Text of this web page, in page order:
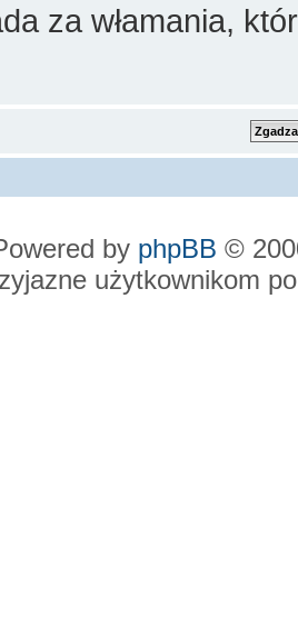
za włamania,
by phpBB ©
użytkownikom